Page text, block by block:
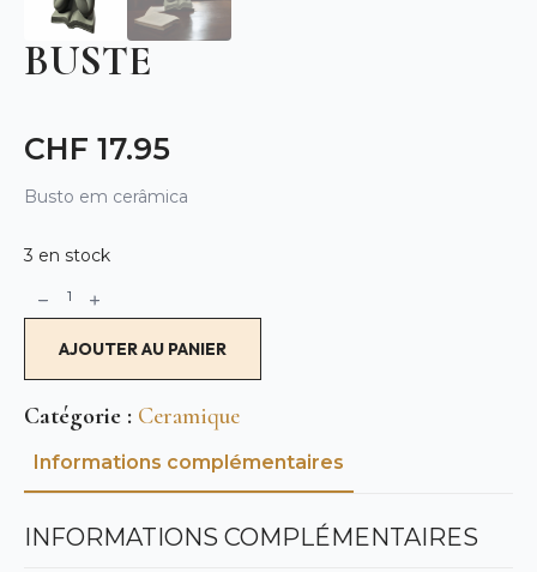
BUSTE
CHF 17.95
Busto em cerâmica
3 en stock
quantité
AJOUTER AU PANIER
Alternative:
Catégorie : Ceramique
Informations complémentaires
INFORMATIONS COMPLÉMENTAIRES